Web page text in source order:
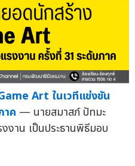
Art ในเวทีแข่งขัน
าค — นายสมาสภ์ ปัทมะ
าน เป็นประธานพิธีมอบ